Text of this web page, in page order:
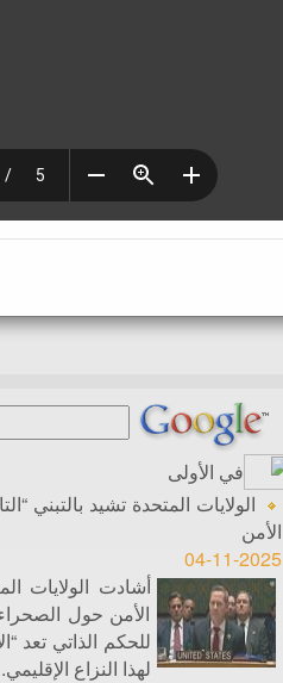
في الأولى
الأمن
04-11-2025
الأمن حول الصحراء
للحكم الذاتي تعد
لهذا النزاع الإقليمي.